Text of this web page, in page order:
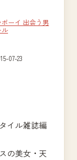
ーイ 出会う男
07-23
イル雑誌編
の美女・天